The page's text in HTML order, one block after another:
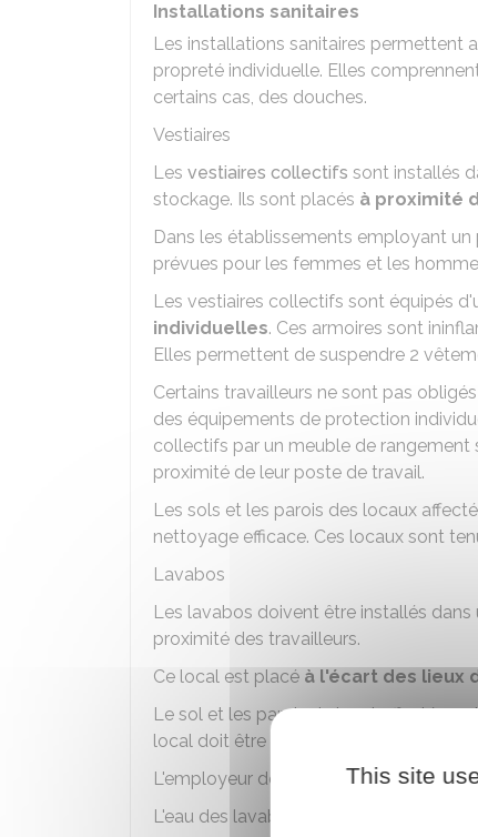
Installations sanitaires
Les installations sanitaires permettent
propreté individuelle. Elles
certains cas, des douches.
Vestiaires
Les vestiaires collectifs sont installés
stockage. Ils sont placés à proximité
Dans les établissements employant un
prévues pour les femmes et les
Les vestiaires collectifs sont équipés
individuelles. Ces armoires sont
Elles permettent de suspendre 2
Certains travailleurs ne sont pas
des équipements de protection
collectifs par un meuble de rangement
proximité de leur poste de travail.
Les sols et les parois des locaux
nettoyage efficace. Ces locaux sont
Lavabos
Les lavabos doivent être installés dans
proximité des travailleurs.
Ce local est placé à l'écart des lieux
Le sol et les parois du local affecté
local doit être tenu en état constant de
L'employeur doit prévoir un lavabo
L'eau des lavabos doit être
This site